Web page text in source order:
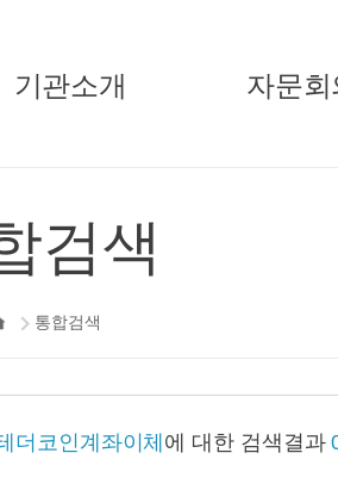
기관소개
부의장
정책자문단
자문
검색
통합검색
더코인계좌이체 에 대한 검색결과